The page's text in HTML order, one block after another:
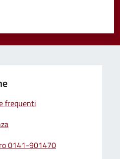
su 5
5
frequenti
0141-901470